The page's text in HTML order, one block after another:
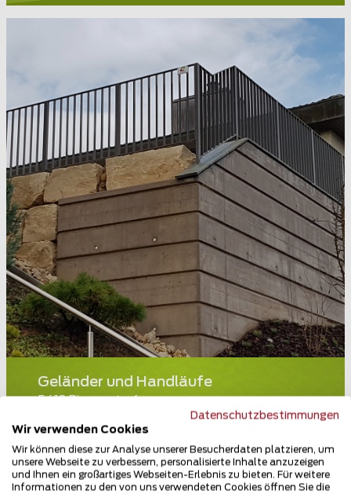
Geländer und Handläufe
Datenschutzbestimmungen
Wir verwenden Cookies
Wir können diese zur Analyse unserer Besucherdaten platzieren, um
unsere Webseite zu verbessern, personalisierte Inhalte anzuzeigen
und Ihnen ein großartiges Webseiten-Erlebnis zu bieten. Für weitere
Informationen zu den von uns verwendeten Cookies öffnen Sie die